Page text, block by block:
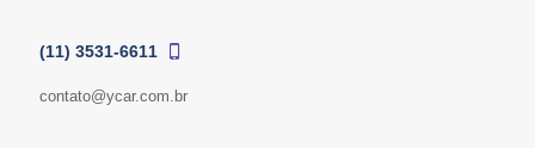
(11) 3531-6611
contato@ycar.com.br